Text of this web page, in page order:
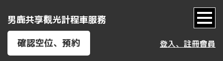
男鹿共享觀光計程車服務
確認空位、預約
登入、註冊會員